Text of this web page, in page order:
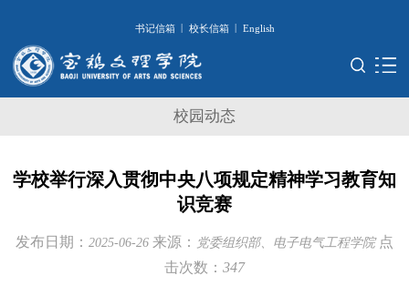
书记信箱 | 校长信箱 | English
校园动态
学校举行深入贯彻中央八项规定精神学习教育知
识竞赛
发布日期： 2025-06-26 来源： 党委组织部、电子电气工程学院 点
击次数： 347